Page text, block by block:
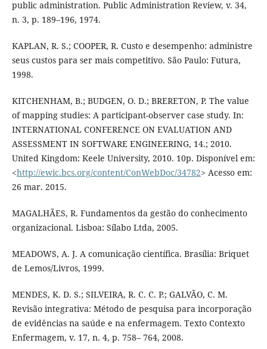
public administration. Public Administration Review, v. 34,
n. 3, p. 189–196, 1974.
KAPLAN, R. S.; COOPER, R. Custo e desempenho: administre
seus custos para ser mais competitivo. São Paulo: Futura,
1998.
KITCHENHAM, B.; BUDGEN, O. D.; BRERETON, P. The value
of mapping studies: A participant-observer case study. In:
INTERNATIONAL CONFERENCE ON EVALUATION AND
ASSESSMENT IN SOFTWARE ENGINEERING, 14.; 2010.
United Kingdom: Keele University, 2010. 10p. Disponível em:
<http://ewic.bcs.org/content/ConWebDoc/34782> Acesso em:
26 mar. 2015.
MAGALHÃES, R. Fundamentos da gestão do conhecimento
organizacional. Lisboa: Sílabo Ltda, 2005.
MEADOWS, A. J. A comunicação científica. Brasília: Briquet
de Lemos/Livros, 1999.
MENDES, K. D. S.; SILVEIRA, R. C. C. P.; GALVÃO, C. M.
Revisão integrativa: Método de pesquisa para incorporação
de evidências na saúde e na enfermagem. Texto Contexto
Enfermagem, v. 17, n. 4, p. 758– 764, 2008.